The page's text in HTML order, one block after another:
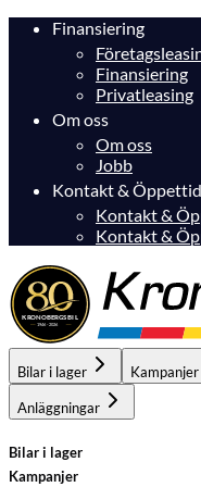
Finansiering
Finansiering
Privatleasing
Om oss
Om oss
Jobb
Kontakt &
Kontakt &
Kontakt &
Bilar i lager Kampanjer
Anläggningar
Bilar i lager
Kampanjer